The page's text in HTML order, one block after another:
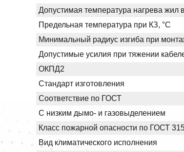
Допустимая температура нагрева жил
Предельная температура при КЗ, °С
Минимальный радиус изгиба при
Допустимые усилия при тяжении
ОКПД2
Стандарт изготовления
Соответствие по ГОСТ
С низким дымо- и газовыделением
Класс пожарной опасности по ГОСТ
Вид климатического исполнения